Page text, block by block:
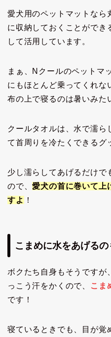
愛犬用のペットマットなら
に収納しておくことができ
して活用しています。
まぁ、Nクールのペットマ
にもほとんど乗ってくれな
布の上で寝るのは暑いみた
クールタオルは、水で濡ら
て首周りを冷たくできるグ
少し濡らしてあげるだけで
ので、愛犬の首に巻いて上
すよ
！
こまめに水をあげるの
ボクたち自身もそうですが
っこう汗をかくので、
こま
です！
寝ているときでも、目が覚